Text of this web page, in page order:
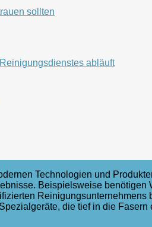
sollten
abläuft
Technologien und
Beispielsweise
die tief in die